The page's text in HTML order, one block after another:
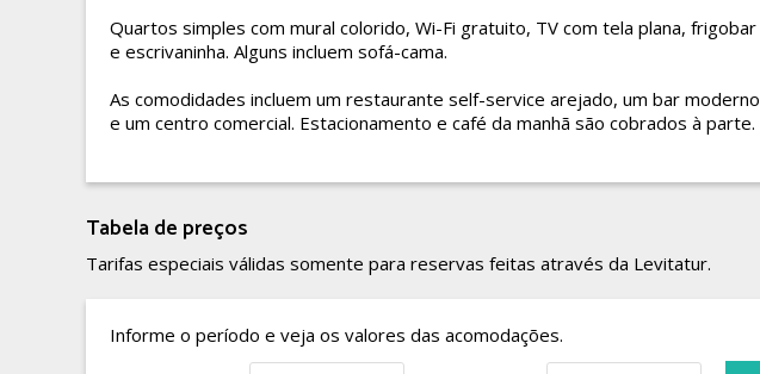
Quartos simples com mural colorido, Wi-Fi gratuito, TV com tela plana, frigobar
e escrivaninha. Alguns incluem sofá-cama.
As comodidades incluem um restaurante self-service arejado, um bar moderno
e um centro comercial. Estacionamento e café da manhã são cobrados à parte.
Tabela de preços
Tarifas especiais válidas somente para reservas feitas através da Levitatur.
Informe o período e veja os valores das acomodações.